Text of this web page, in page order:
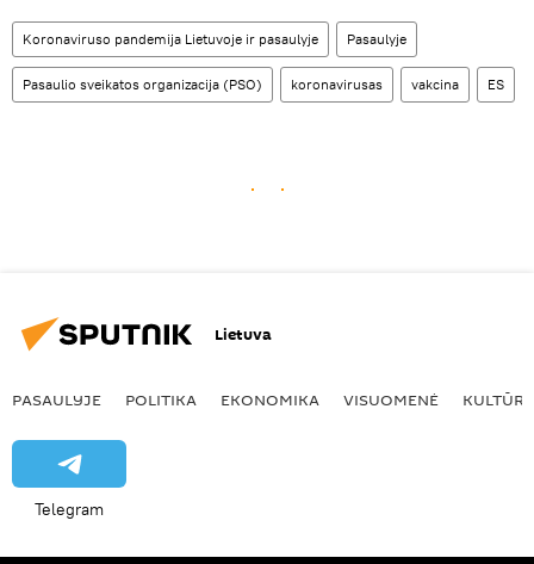
Koronaviruso pandemija Lietuvoje ir pasaulyje Pasaulyje
Pasaulio sveikatos organizacija (PSO) koronavirusas vakcina ES
Lietuva
PASAULYJE POLITIKA EKONOMIKA VISUOMENĖ KULTŪRA
Telegram